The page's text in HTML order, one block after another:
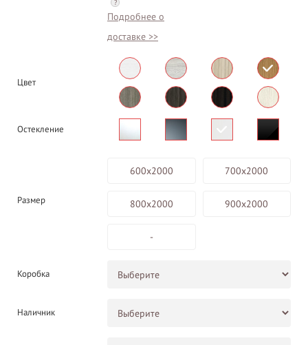
?
Подробнее о
доставке >>
Цвет
Остекление
Размер
600х2000 700х2000
800х2000 900х2000
-
Коробка
Наличник